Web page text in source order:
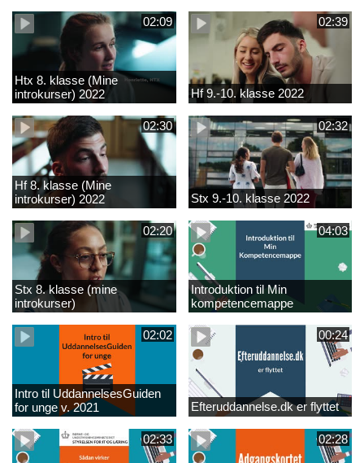
02:09
Htx 8. klasse (Mine
introkurser) 2022
02:39
Hf 9.-10. klasse 2022
02:30
Hf 8. klasse (Mine
introkurser) 2022
02:32
Stx 9.-10. klasse 2022
02:20
Stx 8. klasse (mine
introkurser)
04:03
Introduktion til Min
kompetencemappe
02:02
Intro til UddannelsesGuiden
for unge v. 2021
00:24
Efteruddannelse.dk er flyttet
02:33 02:28